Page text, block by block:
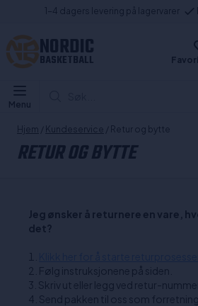
1-4 dagers levering på lagervarer
NORDIC
BASKETBALL
Menu
Hjem / Kundeservice / Retur og bytte
RETUR OG BYTTE
Jeg ønsker å returnere en vare,
det?
Følg instruksjonene på siden.
Skriv ut eller legg ved retur-
Send pakken til oss som